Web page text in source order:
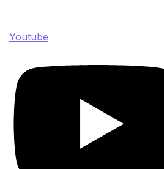
Youtube